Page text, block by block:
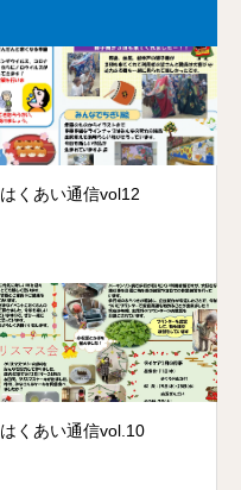
はくあい通信vol12
はくあい通信vol.10